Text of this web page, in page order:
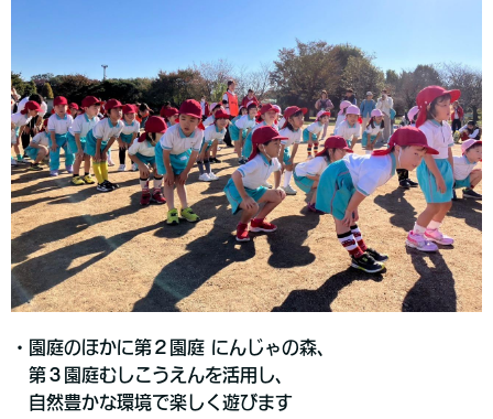
・園庭のほかに第２園庭 にんじゃの森、
第３園庭むしこうえんを活用し、
自然豊かな環境で楽しく遊びます